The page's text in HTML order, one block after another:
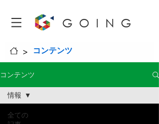
GOING
> コンテンツ
コンテンツ
全ての
情報